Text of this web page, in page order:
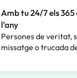
Amb tu 24/7 els 365
l'any
Persones de veritat,
missatge o trucada